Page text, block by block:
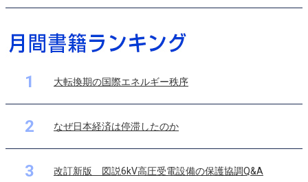
1 大転換期の国際エネルギー秩序
2 なぜ日本経済は停滞したのか
3 改訂新版 図説6kV高圧受電設備の保護協調Q&A